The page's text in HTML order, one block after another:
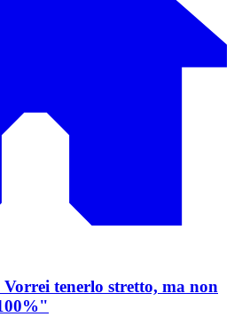
tenerlo stretto, ma non